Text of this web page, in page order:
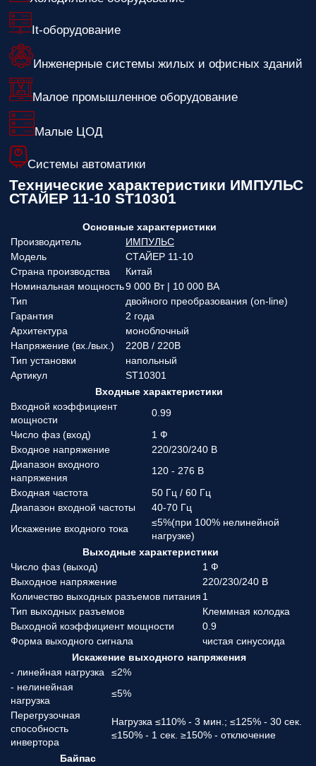
It-оборудование
Инженерные системы жилых и офисных зданий
Малое промышленное оборудование
Малые ЦОД
Системы автоматики
Технические характеристики ИМПУЛЬС
СТАЙЕР 11-10 ST10301
Основные характеристики
Производитель
ИМПУЛЬС
Модель
СТАЙЕР 11-10
Страна производства
Китай
Номинальная мощность9 000 Вт | 10 000 ВА
Тип
двойного преобразования (on-line)
Гарантия
2 года
Архитектура
моноблочный
Напряжение (вx./вых.)
220В / 220В
Тип установки
напольный
Артикул
ST10301
Входные характеристики
Входной коэффициент
мощности
0.99
Число фаз (вход)
1 Ф
Входное напряжение
220/230/240 В
Диапазон входного
напряжения
120 - 276 В
Входная частота
50 Гц / 60 Гц
Диапазон входной частоты
40-70 Гц
Искажение входного тока
≤5%(при 100% нелинейной
нагрузке)
Выходные характеристики
Число фаз (выход)
1 Ф
Выходное напряжение
220/230/240 В
Количество выходных разъемов питания 1
Тип выходных разъемов
Клеммная колодка
Выходной коэффициент мощности
0.9
Форма выходного сигнала
чистая синусоида
Искажение выходного напряжения
- линейная нагрузка
≤2%
- нелинейная
нагрузка
≤5%
Перегрузочная
способность
инвертора
Нагрузка ≤110% - 3 мин.; ≤125% - 30 сек.
≤150% - 1 сек. ≥150% - отключение
Байпас